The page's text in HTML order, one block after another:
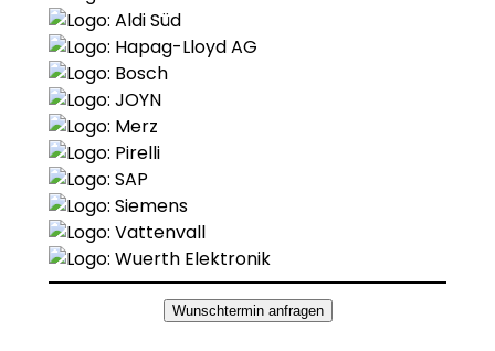
Wunschtermin anfragen